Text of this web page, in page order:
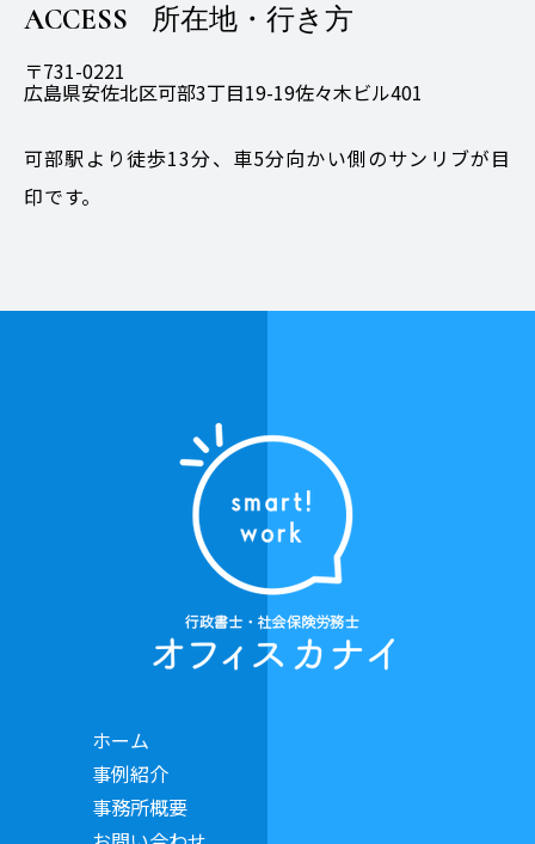
ACCESS 所在地・行き方
〒731-0221
広島県安佐北区可部3丁目19-19佐々木ビル401
可部駅より徒歩13分、車5分向かい側のサンリブが目
印です。
ホーム
事例紹介
事務所概要